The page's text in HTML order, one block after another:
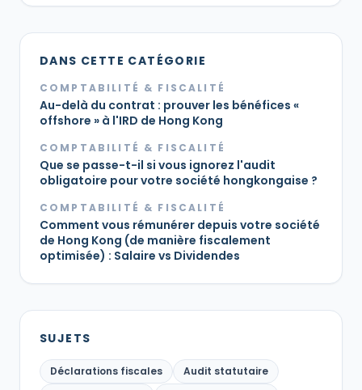
DANS CETTE CATÉGORIE
COMPTABILITÉ & FISCALITÉ
Au-delà du contrat : prouver les bénéfices «
offshore » à l'IRD de Hong Kong
COMPTABILITÉ & FISCALITÉ
Que se passe-t-il si vous ignorez l'audit
obligatoire pour votre société hongkongaise ?
COMPTABILITÉ & FISCALITÉ
Comment vous rémunérer depuis votre société
de Hong Kong (de manière fiscalement
optimisée) : Salaire vs Dividendes
SUJETS
Déclarations fiscales
Audit statutaire